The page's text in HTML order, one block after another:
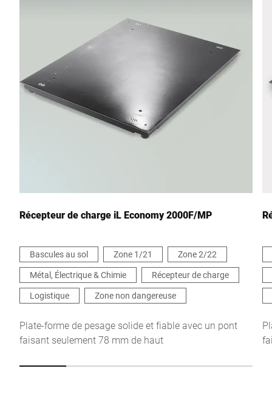
Ville *
Je confirme par la présente que j'accepte l'utilisation de mes
données pour traiter cette demande De plus amples informations
peuvent être trouvées dans leDéclaration de protection des
Click to start verification
Récepteur de charge iL Economy 2000F/MP
Bascules au sol Zone 1/21
Zone 2/22
Métal, Électrique & Chimie
Récepteur de charge
Logistique
Zone non dangereuse
Plate-forme de pesage solide et fiable avec un pont
faisant seulement 78 mm de haut